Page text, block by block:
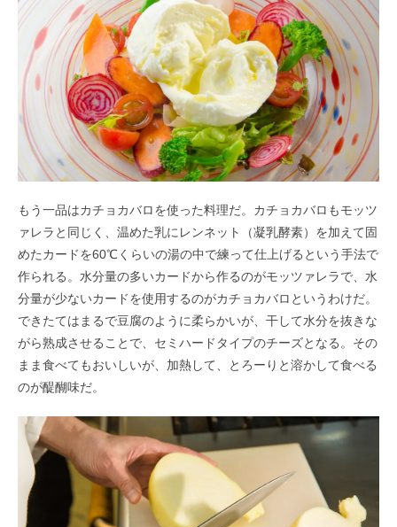
もう一品はカチョカバロを使った料理だ。カチョカバロもモッツ
ァレラと同じく、温めた乳にレンネット（凝乳酵素）を加えて固
めたカードを60℃ くらいの湯の中で練って仕上げるという手法で
作られる。水分量の多いカードから作るのがモッツァレラで、水
分量が少ないカードを使用するのがカチョカバロというわけだ。
できたてはまるで豆腐のように柔らかいが、干して水分を抜きな
がら熟成させることで、セミハードタイプのチーズとなる。その
まま食べてもおいしいが、加熱して、とろーりと溶かして食べる
のが醍醐味だ。